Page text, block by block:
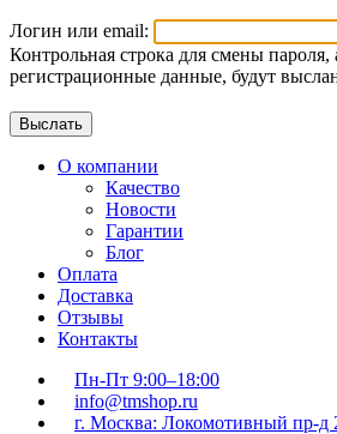
Логин или email:
Контрольная строка для смены
регистрационные данные, будут
О компании
Качество
Новости
Гарантии
Блог
Оплата
Доставка
Отзывы
Контакты
Пн-Пт 9:00–18:00
info@tmshop.ru
г. Москва: Локомотивный пр-д